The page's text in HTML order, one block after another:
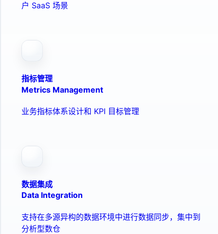
户 SaaS 场景
指标管理
Metrics Management
业务指标体系设计和 KPI 目标管理
数据集成
Data Integration
支持在多源异构的数据环境中进行数据同步，集中到
分析型数仓